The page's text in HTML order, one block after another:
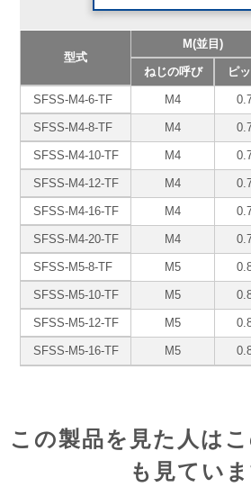
型式
M(並目)
ねじの呼び ピ
SFSS-M4-6-TF M4
SFSS-M4-8-TF M4
SFSS-M4-10-TF M4
SFSS-M4-12-TF M4
SFSS-M4-16-TF M4
SFSS-M4-20-TF M4
SFSS-M5-8-TF M5
SFSS-M5-10-TF M5
SFSS-M5-12-TF M5
SFSS-M5-16-TF M5
この製品を見た人は
も見てい